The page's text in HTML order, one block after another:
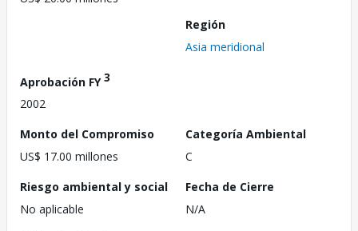
Región
Asia meridional
Aprobación FY3
2002
Monto del Compromiso
US$ 17.00 millones
Categoría Ambiental
C
Riesgo ambiental y social
No aplicable
Fecha de Cierre
N/A